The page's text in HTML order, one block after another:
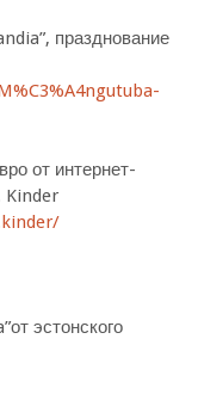
празднование
от интернет-
Kinder
эстонского